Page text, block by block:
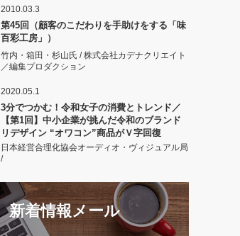
2010.03.3
第45回（顧客のこだわりを手助けをする「味
百彩工房」）
竹内・箱田・杉山氏 / 株式会社カデナクリエイト
／編集プロダクション
2020.05.1
3分でつかむ！令和女子の消費とトレンド／
【第1回】中小企業が挑んだ令和のブランド
リデザイン “オワコン”商品がＶ字回復
日本経営合理化協会オーディオ・ヴィジュアル局
/
新着情報メール